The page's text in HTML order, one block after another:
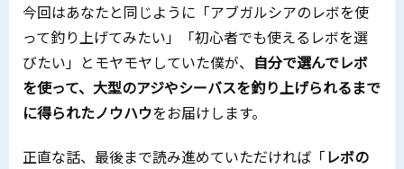
今回はあなたと同じように「アブガルシアのレボを使
って釣り上げてみたい」「初心者でも使えるレボを選
びたい」とモヤモヤしていた僕が、 自分で選んでレボ
を使って、大型のアジやシーバスを釣り上げられるまで
に得られたノウハウをお届けします。
正直な話、最後まで読み進めていただければ「レボの